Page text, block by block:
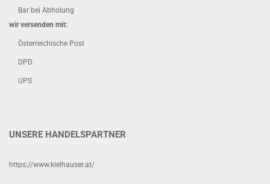
Bar bei Abholung
wir versenden mit:
Österreichische Post
DPD
UPS
UNSERE HANDELSPARTNER
https://www.kielhauser.at/